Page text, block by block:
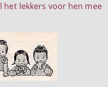
het lekkers voor hen mee